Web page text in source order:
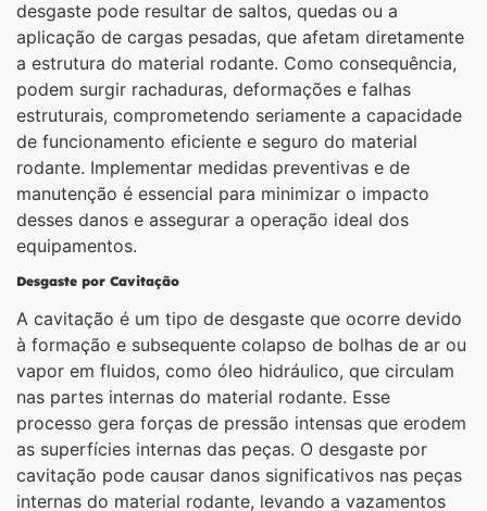
desgaste pode resultar de saltos, quedas ou a
aplicação de cargas pesadas, que afetam diretamente
a estrutura do material rodante. Como consequência,
podem surgir rachaduras, deformações e falhas
estruturais, comprometendo seriamente a capacidade
de funcionamento eficiente e seguro do material
rodante. Implementar medidas preventivas e de
manutenção é essencial para minimizar o impacto
desses danos e assegurar a operação ideal dos
equipamentos.
Desgaste por Cavitação
A cavitação é um tipo de desgaste que ocorre devido
à formação e subsequente colapso de bolhas de ar ou
vapor em fluidos, como óleo hidráulico, que circulam
nas partes internas do material rodante. Esse
processo gera forças de pressão intensas que erodem
as superfícies internas das peças. O desgaste por
cavitação pode causar danos significativos nas peças
internas do material rodante, levando a vazamentos